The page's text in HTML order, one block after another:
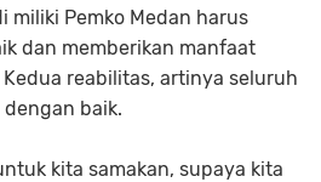
miliki Pemko Medan harus
dan memberikan manfaat
reabilitas, artinya seluruh
baik.
kita samakan, supaya kita